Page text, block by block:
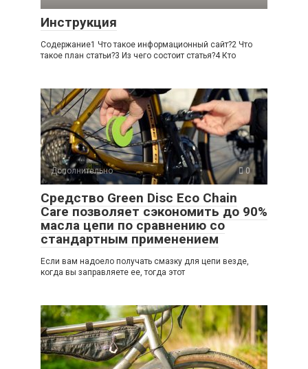
Инструкция
Содержание1 Что такое информационный сайт?2 Что
такое план статьи?3 Из чего состоит статья?4 Кто
Дополнительно 0
Средство Green Disc Eco Chain
Care позволяет сэкономить до 90%
масла цепи по сравнению со
стандартным применением
Если вам надоело получать смазку для цепи везде,
когда вы заправляете ее, тогда этот